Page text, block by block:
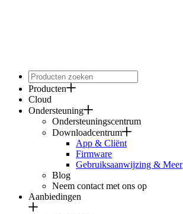
Producten
Cloud
Ondersteuning
Ondersteuningscentrum
Downloadcentrum
App & Cliënt
Firmware
Gebruiksaanwijzing & Meer
Blog
Neem contact met ons op
Aanbiedingen